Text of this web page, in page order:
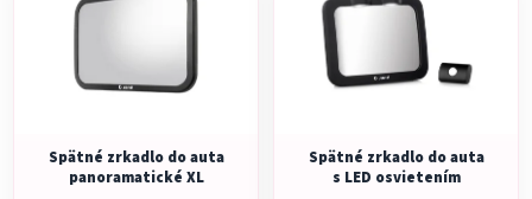
Spätné zrkadlo do auta
panoramatické XL
Spätné zrkadlo do auta
s LED osvietením